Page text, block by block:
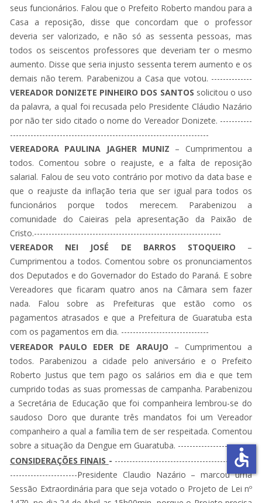
seus funcionários. Falou que o Prefeito Roberto mandou para a
Casa a reposição, disse que concordam que o professor
deveria ser valorizado, e não só as sessenta pessoas, mas
todos os seiscentos professores que deveriam ter o mesmo
aumento. Disse que seria injusto sessenta terem aumento e os
demais não terem. Parabenizou a Casa que votou. --------------
VEREADOR DONIZETE PINHEIRO DOS SANTOS solicitou o uso
da palavra, a qual foi recusada pelo Presidente Cláudio Nazário
por não ter sido citado o nome do Vereador Donizete. -----------
--------------------------------------------------------------------
VEREADORA PAULINA JAGHER MUNIZ – Cumprimentou a
todos. Comentou sobre o reajuste, e a falta de reposição
salarial. Falou de seu voto contrário por motivo da data base e
que o reajuste da inflação teria que ser igual para todos os
funcionários porque todos merecem. Parabenizou a
comunidade do Caieiras pela apresentação da Paixão de
Cristo.----------------------------------------------------------------
VEREADOR NEI JOSÉ DE BARROS STOQUEIRO –
Cumprimentou a todos. Comentou sobre os pronunciamentos
dos Deputados e do Governador do Estado do Paraná. E sobre
Vereadores que ficaram quatro anos na Câmara sem fazer
nada. Falou sobre as Prefeituras que estão como os
pagamentos atrasados e que a Prefeitura de Guaratuba esta
com os pagamentos em dia. ------------------------------
VEREADOR PAULO EDER DE ARAUJO – Cumprimentou a
todos. Parabenizou a cidade pelo aniversário e o Prefeito
Roberto Justus que tem pago os salários em dia e que tem
cumprido todas as suas promessas de campanha. Parabenizou
a Secretária de Educação que foi companheira lembrou-se do
saudoso Doro que durante três mandatos foi um Vereador
companheiro a qual a família tem de ser respeitada. Comentou
sobre a situação da Dengue em Guaratuba. ---------------------
CONSIDERAÇÕES FINAIS - -----------------------------------------------
-----------------------Presidente Claudio Nazário – marcou uma
Sessão Extraordinária para que seja votado o Projeto de Lei nº
accessible